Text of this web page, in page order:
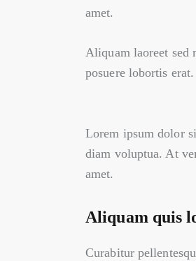
amet.
Aliquam laoreet sed
posuere lobortis erat.
Lorem ipsum dolor
diam voluptua. At
amet.
Aliquam quis
Curabitur